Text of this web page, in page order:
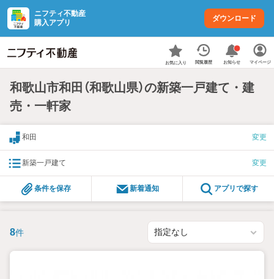
ニフティ不動産
購入アプリ
ダウンロード
お気に入り 閲覧履歴 お知らせ マイページ
和歌山市和田（和歌山県）の新築一戸建て・建
売・一軒家
和田 変更
新築一戸建て 変更
条件を保存 新着通知 アプリで探す
8件